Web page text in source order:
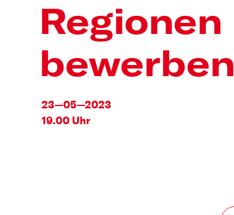
Regionen
bewerben
23—05—2023
19.00 Uhr